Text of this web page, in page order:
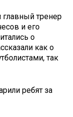
главный тренер
и его
о
как о
так
ребят за